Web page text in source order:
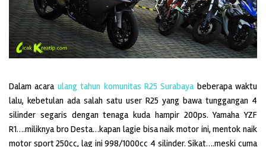
Dalam acara ulang tahun komunitas R25 Surabayabeberapa waktu
lalu, kebetulan ada salah satu user R25 yang bawa tunggangan 4
silinder segaris dengan tenaga kuda hampir 200ps. Yamaha YZF
R1….miliknya bro Desta…kapan lagie bisa naik motor ini, mentok naik
motor sport 250cc, lag ini 998/1000cc 4 silinder. Sikat….meski cuma